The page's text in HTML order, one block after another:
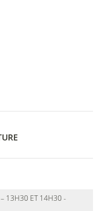
13H30 ET 14H30 -